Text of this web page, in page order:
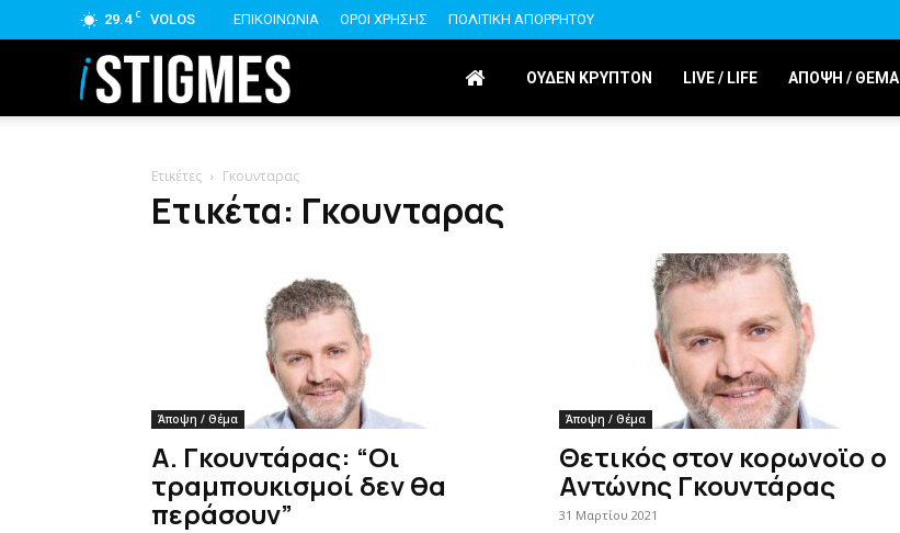
29.4 C VOLOS ΕΠΙΚΟΙΝΩΝΙΑ ΟΡΟΙ ΧΡΗΣΗΣ ΠΟΛΙΤΙΚΗ ΑΠΟΡΡΗΤΟΥ
istigmes ΟΥΔΕΝ ΚΡΥΠΤΟΝ LIVE / LIFE ΑΠΟΨΗ / ΘΕΜΑ
Ετικέτες Γκουνταρας
Ετικέτα: Γκουνταρας
Άποψη / Θέμα
Α. Γκουντάρας: “Οι
τραμπουκισμοί δεν θα
περάσουν”
Άποψη / Θέμα
Θετικός στον κορωνοϊο ο
Αντώνης Γκουντάρας
31 Μαρτίου 2021